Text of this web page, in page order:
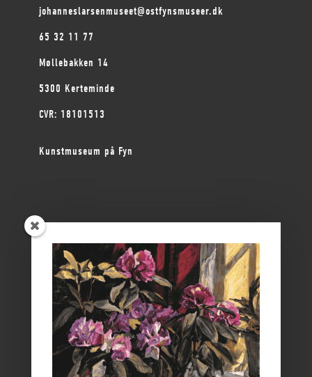
johanneslarsenmuseet@ostfynsmuseer.dk
65 32 11 77
Møllebakken 14
5300 Kerteminde
CVR: 18101513
Kunstmuseum på Fyn
ØSTFYNS MUSEER
Vikingemuseet Ladby
Nyborg Slot
Borgmestergården
Farvergården